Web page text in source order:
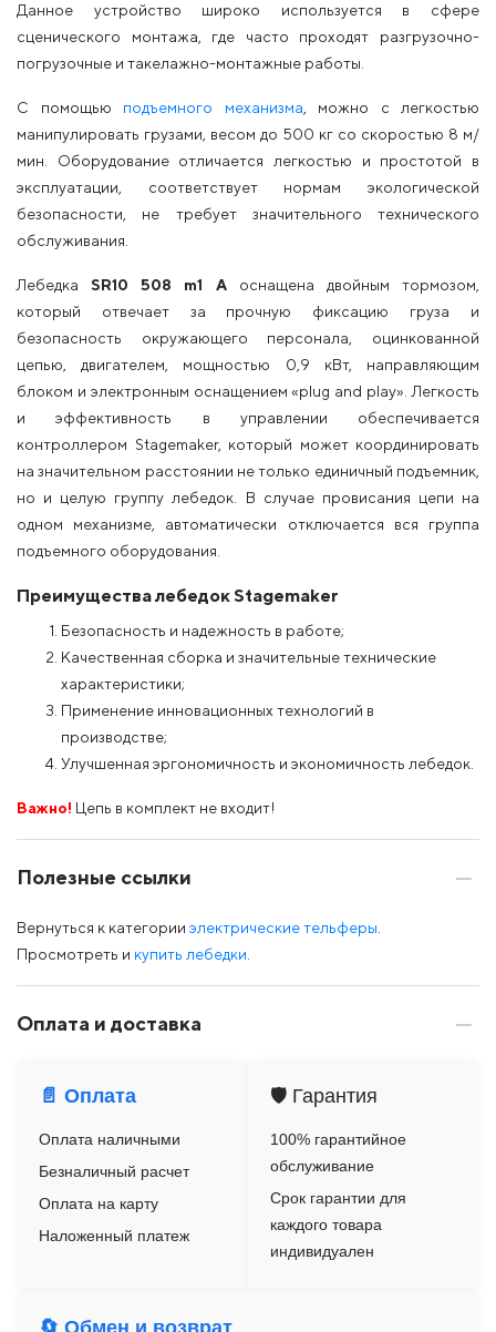
Данное устройство широко используется в сфере
сценического монтажа, где часто проходят разгрузочно-
погрузочные и такелажно-монтажные работы.
С помощью подъемного механизма , можно с легкостью
манипулировать грузами, весом до 500 кг со скоростью 8 м/
мин. Оборудование отличается легкостью и простотой в
эксплуатации, соответствует нормам экологической
безопасности, не требует значительного технического
обслуживания.
ЛебедкаSR10 508 m1 Aоснащена двойным тормозом,
который отвечает за прочную фиксацию груза и
безопасность окружающего персонала, оцинкованной
цепью, двигателем, мощностью 0,9 кВт, направляющим
блоком и электронным оснащением «plug and play». Легкость
и эффективность в управлении обеспечивается
контроллером Stagemaker, который может координировать
на значительном расстоянии не только единичный подъемник,
но и целую группу лебедок. В случае провисания цепи на
одном механизме, автоматически отключается вся группа
подъемного оборудования.
Преимущества лебедок Stagemaker
Безопасность и надежность в работе;
Качественная сборка и значительные технические
характеристики;
Применение инновационных технологий в
производстве;
Улучшенная эргономичность и экономичность лебедок.
Важно! Цепь в комплект не входит!
Полезные ссылки
Вернуться к категории электрические тельферы
Просмотреть и купить лебедки
Оплата и доставка
📄 Оплата
Оплата наличными
Безналичный расчет
Оплата на карту
Наложенный платеж
🛡️ Гарантия
100% гарантийное
обслуживание
Срок гарантии для
каждого товара
индивидуален
🔄 Обмен и возврат